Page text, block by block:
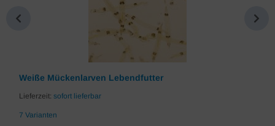
Weiße Mückenlarven Lebendfutter
Lieferzeit: sofort lieferbar
7 Varianten